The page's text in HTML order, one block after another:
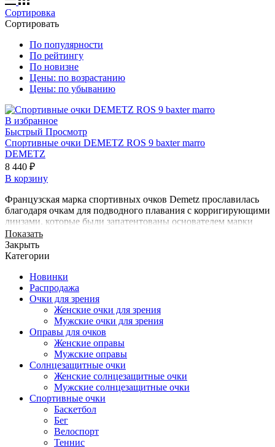
Сортировка
Сортировать
По популярности
По рейтингу
По новизне
Цены: по возрастанию
Цены: по убыванию
В избранное
Быстрый Просмотр
Спортивные очки DEMETZ ROS 9 baxter marro
DEMETZ
8 440 ₽
В корзину
Французская марка спортивных очков Demetz прославилась
благодаря очкам для подводного плавания с корригирующими
линзами, которые были запатентованы основателем марки
Роже Деметцем в 1960- е годы.
Отличительной особенностью коллекции Demetz является
присутствие в ней универсальных, то есть
многофункциональных моделей, которые подходят для
занятий несколькими видами спорта и в то же время выглядят
достаточно эстетичными для того, чтобы их можно было
использовать в качестве солнцезащитных очков.
Показать
Закрыть
Категории
Новинки
Распродажа
Очки для зрения
Женские очки для зрения
Мужские очки для зрения
Оправы для очков
Женские оправы
Мужские оправы
Солнцезащитные очки
Женские солнцезащитные очки
Мужские солнцезащитные очки
Спортивные очки
Баскетбол
Бег
Велоспорт
Теннис